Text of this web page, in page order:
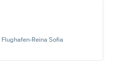
Reina Sofia